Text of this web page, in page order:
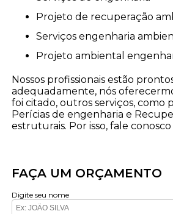
projeto de recuperação
serviços engenharia
projeto ambiental
Nossos profissionais estão
adequadamente, nós
foi citado, outros serviços, como
Perícias de engenharia e
estruturais. Por isso, fale conosco
FAÇA UM ORÇAMENTO
Digite seu nome